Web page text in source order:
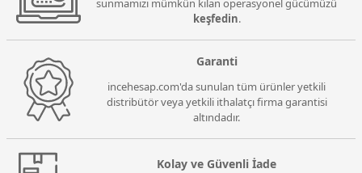
sunmamızı mümkün kılan operasyonel gücümüzü
keşfedin.
Garanti
incehesap.com'da sunulan tüm ürünler yetkili
distribütör veya yetkili ithalatçı firma garantisi
altındadır.
Kolay ve Güvenli İade